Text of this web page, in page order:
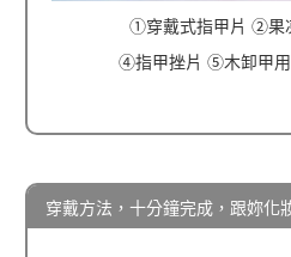
①穿戴式指甲片 ②果
④指甲挫片 ⑤木卸甲
穿戴方法，十分鐘完成，跟妳化